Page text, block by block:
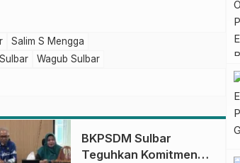
Salim S Mengga
Sulbar Wagub Sulbar
BKPSDM Sulbar
Teguhkan Komitmen